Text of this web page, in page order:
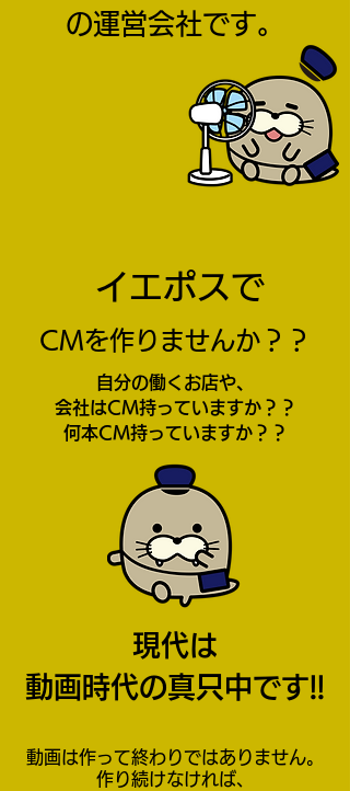
の運営会社です。
イエポスで
CMを作りませんか？？
自分の働くお店や、
会社はCM持っていますか？？
何本CM持っていますか？？​
現代は
動画時代の真只中です!!
動画は作って終わりではありません。
作り続けなければ、